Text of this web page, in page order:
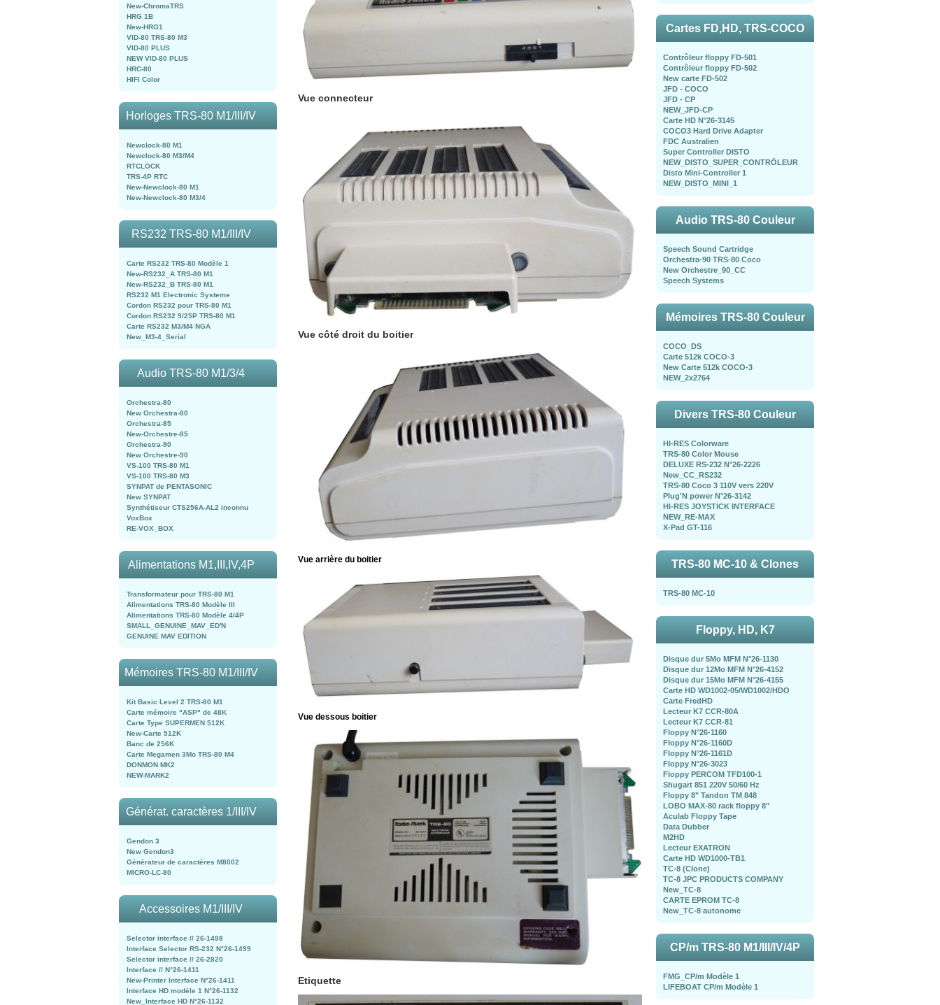
New-ChromaTRS
HRG 1B
New-HRG1
VID-80 TRS-80 M3
VID-80 PLUS
NEW VID-80 PLUS
HRC-80
HIFI Color
Horloges TRS-80 M1/III/IV
Newclock-80 M1
Newclock-80 M3/M4
RTCLOCK
TRS-4P RTC
New-Newclock-80 M1
New-Newclock-80 M3/4
RS232 TRS-80 M1/III/IV
Carte RS232 TRS-80 Modèle 1
New-RS232_A TRS-80 M1
New-RS232_B TRS-80 M1
RS232 M1 Electronic Systeme
Cordon RS232 pour TRS-80 M1
Cordon RS232 9/25P TRS-80 M1
Carte RS232 M3/M4 NGA
New_M3-4_Serial
Audio TRS-80 M1/3/4
Orchestra-80
New Orchestra-80
Orchestra-85
New-Orchestre-85
Orchestra-90
New Orchestre-90
VS-100 TRS-80 M1
VS-100 TRS-80 M3
SYNPAT de PENTASONIC
New SYNPAT
Synthétiseur CTS256A-AL2 inconnu
VoxBox
RE-VOX_BOX
Alimentations M1,III,IV,4P
Transformateur pour TRS-80 M1
Alimentations TRS-80 Modèle III
Alimentations TRS-80 Modèle 4/4P
SMALL_GENUINE_MAV_ED'N
GENUINE MAV EDITION
Mémoires TRS-80 M1/III/IV
Kit Basic Level 2 TRS-80 M1
Carte mémoire "ASP" de 48K
Carte Type SUPERMEN 512K
New-Carte 512K
Banc de 256K
Carte Megamen 3Mo TRS-80 M4
DONMON MK2
NEW-MARK2
Générat. caractères 1/III/IV
Gendon 3
New Gendon3
Générateur de caractères M8002
MICRO-LC-80
Accessoires M1/III/IV
Selector interface // 26-1498
Interface Selector RS-232 N°26-1499
Selector interface // 26-2820
Interface // N°26-1411
New-Printer Interface N°26-1411
Interface HD modèle 1 N°26-1132
New_Interface HD N°26-1132
Vue connecteur
Vue côté droit du boitier
Vue arrière du boitier
Vue dessous boitier
Etiquette
Cartes FD,HD, TRS-COCO
Contrôleur floppy FD-501
Contrôleur floppy FD-502
New carte FD-502
JFD - COCO
JFD - CP
NEW_JFD-CP
Carte HD N°26-3145
COCO3 Hard Drive Adapter
FDC Australien
Super Controller DISTO
NEW_DISTO_SUPER_CONTRÖLEUR
Disto Mini-Controller 1
NEW_DISTO_MINI_1
Audio TRS-80 Couleur
Speech Sound Cartridge
Orchestra-90 TRS-80 Coco
New Orchestre_90_CC
Speech Systems
Mémoires TRS-80 Couleur
COCO_DS
Carte 512k COCO-3
New Carte 512k COCO-3
NEW_2x2764
Divers TRS-80 Couleur
HI-RES Colorware
TRS-80 Color Mouse
DELUXE RS-232 N°26-2226
New_CC_RS232
TRS-80 Coco 3 110V vers 220V
Plug'N power N°26-3142
HI-RES JOYSTICK INTERFACE
NEW_RE-MAX
X-Pad GT-116
TRS-80 MC-10 & Clones
TRS-80 MC-10
Floppy, HD, K7
Disque dur 5Mo MFM N°26-1130
Disque dur 12Mo MFM N°26-4152
Disque dur 15Mo MFM N°26-4155
Carte HD WD1002-05/WD1002/HDO
Carte FredHD
Lecteur K7 CCR-80A
Lecteur K7 CCR-81
Floppy N°26-1160
Floppy N°26-1160D
Floppy N°26-1161D
Floppy N°26-3023
Floppy PERCOM TFD100-1
Shugart 851 220V 50/60 Hz
Floppy 8" Tandon TM 848
LOBO MAX-80 rack floppy 8"
Aculab Floppy Tape
Data Dubber
M2HD
Lecteur EXATRON
Carte HD WD1000-TB1
TC-8 (Clone)
TC-8 JPC PRODUCTS COMPANY
New_TC-8
CARTE EPROM TC-8
New_TC-8 autonome
CP/m TRS-80 M1/III/IV/4P
FMG_CP/m Modèle 1
LIFEBOAT CP/m Modèle 1